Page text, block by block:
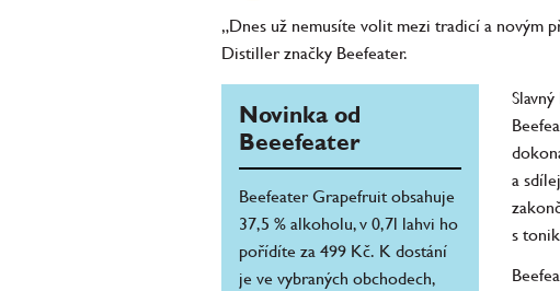
„Dnes už nemusíte volit mezi tradicí a novým
Distiller značky Beefeater.
Novinka od
Beeefeater
Beefeater Grapefruit obsahuje
37,5 % alkoholu, v 0,7l lahvi ho
pořídíte za 499 Kč. K dostání
je ve vybraných obchodech,
a
s